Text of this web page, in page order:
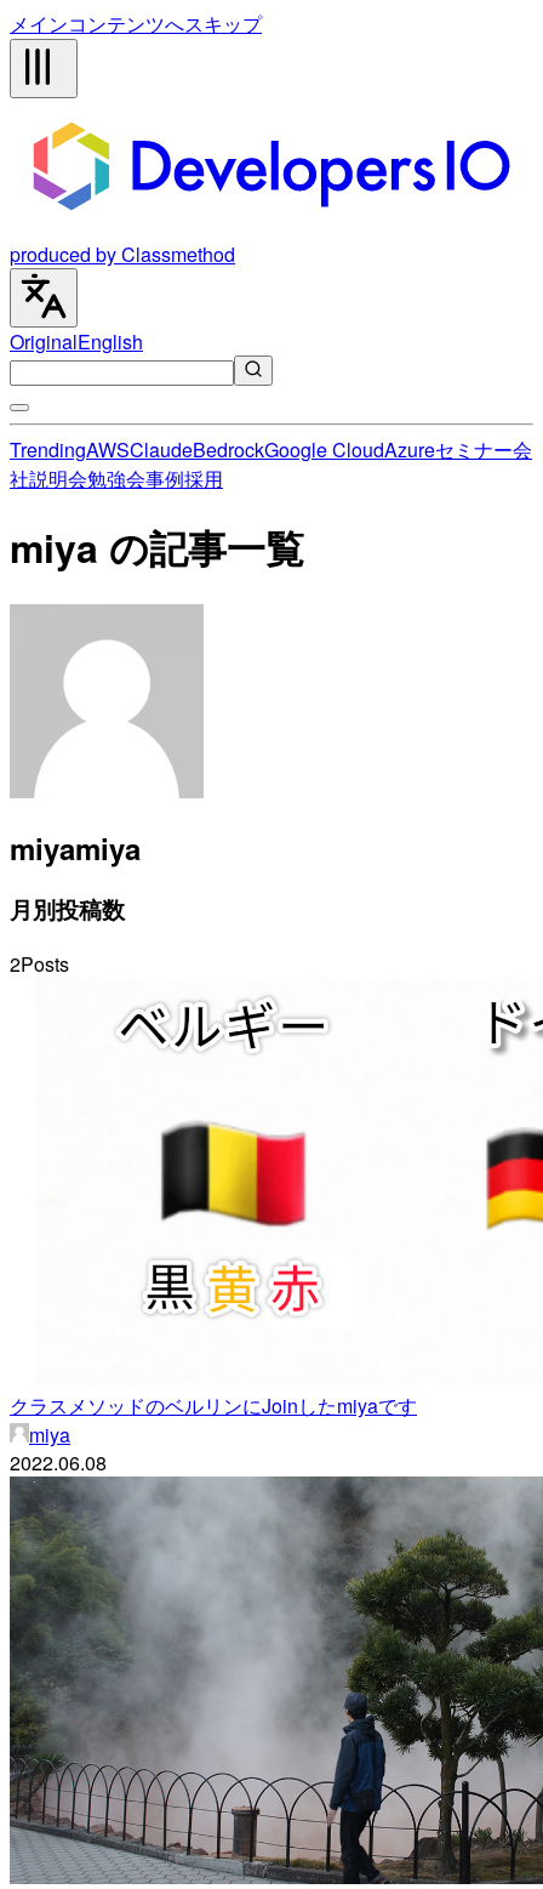
メインコンテンツへスキップ
produced by Classmethod
OriginalEnglish
TrendingAWSClaudeBedrockGoogle CloudAzureセミナー会
社説明会勉強会事例採用
miya の記事一覧
miyamiya
月別投稿数
2Posts
クラスメソッドのベルリンにJoinしたmiyaです
miya
2022.06.08